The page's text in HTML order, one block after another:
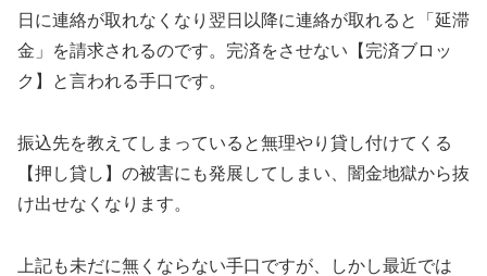
日に連絡が取れなくなり翌日以降に連絡が取れると「延滞
金」を請求されるのです。完済をさせない【完済ブロッ
ク】と言われる手口です。
振込先を教えてしまっていると無理やり貸し付けてくる
【押し貸し】の被害にも発展してしまい、闇金地獄から抜
け出せなくなります。
上記も未だに無くならない手口ですが、しかし最近では